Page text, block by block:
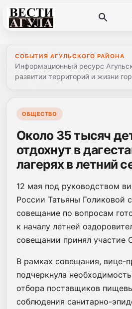
СОБЫТИЯ АГУЛЬСКОГО РАЙОНА
Информационный ресурс
развитии территорий и жизни
ОБЩЕСТВО
Около 35 тысяч
отдохнут в
лагерях в летний
12 мая под руководством
России Татьяны Голиковой
совещание по вопросам
к началу летней
совещании принял участие
В рамках совещания, вице-
подчеркнула
отбора поставщиков
соблюдения санитарно-